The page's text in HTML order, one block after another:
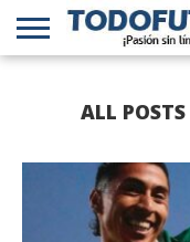
CHILENA
EN EL
MUNDO
INTERNACIONAL
ALL